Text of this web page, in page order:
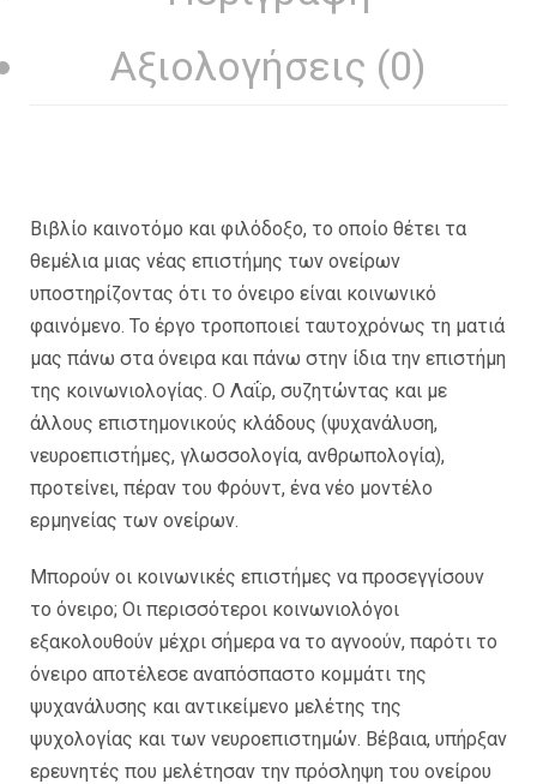
Αξιολογήσεις (0)
Βιβλίο καινοτόμο και φιλόδοξο, το οποίο θέτει τα
θεμέλια μιας νέας επιστήμης των ονείρων
υποστηρίζοντας ότι το όνειρο είναι κοινωνικό
φαινόμενο. Το έργο τροποποιεί ταυτοχρόνως τη ματιά
μας πάνω στα όνειρα και πάνω στην ίδια την επιστήμη
της κοινωνιολογίας. Ο Λαΐρ, συζητώντας και με
άλλους επιστημονικούς κλάδους (ψυχανάλυση,
νευροεπιστήμες, γλωσσολογία, ανθρωπολογία),
προτείνει, πέραν του Φρόυντ, ένα νέο μοντέλο
ερμηνείας των ονείρων.
Μπορούν οι κοινωνικές επιστήμες να προσεγγίσουν
το όνειρο; Οι περισσότεροι κοινωνιολόγοι
εξακολουθούν μέχρι σήμερα να το αγνοούν, παρότι το
όνειρο αποτέλεσε αναπόσπαστο κομμάτι της
ψυχανάλυσης και αντικείμενο μελέτης της
ψυχολογίας και των νευροεπιστημών. Βέβαια, υπήρξαν
ερευνητές που μελέτησαν την πρόσληψη του ονείρου